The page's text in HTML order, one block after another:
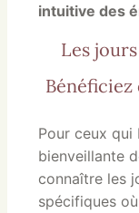
intuitive des
Les
Pour ceux
bienveillante
connaître les
spécifiques